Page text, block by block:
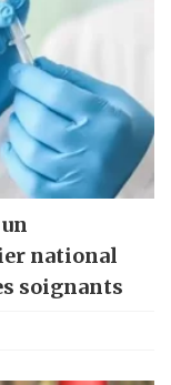
national
soignants